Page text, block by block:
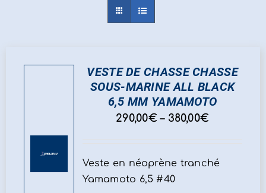
VESTE DE CHASSE CHASSE
SOUS-MARINE ALL BLACK
6,5 MM YAMAMOTO
290,00€ – 380,00€
Veste en néoprène tranché
Yamamoto 6,5 #40